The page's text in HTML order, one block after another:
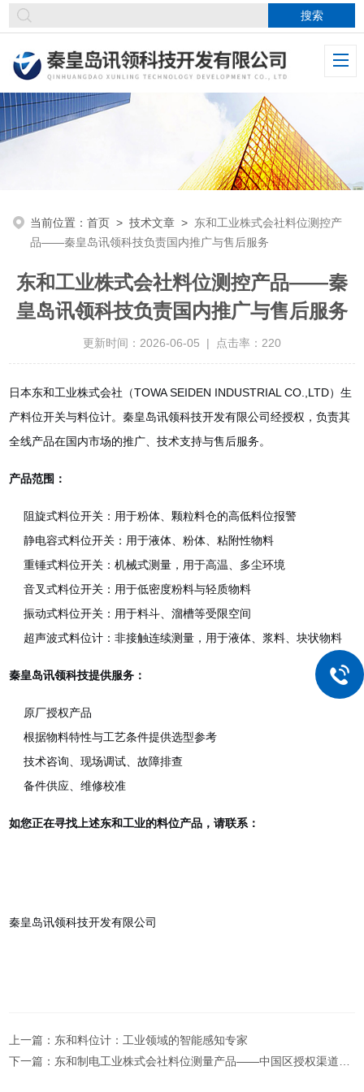
当前位置：首页 >技术文章 > 东和工业株式会社料位测控产
品——秦皇岛讯领科技负责国内推广与售后服务
东和工业株式会社料位测控产品——秦
皇岛讯领科技负责国内推广与售后服务
更新时间：2026-06-05 | 点击率：220
日本东和工业株式会社（TOWA SEIDEN INDUSTRIAL CO.,LTD）生
产料位开关与料位计。秦皇岛讯领科技开发有限公司经授权，负责其
全线产品在国内市场的推广、技术支持与售后服务。
产品范围：
阻旋式料位开关：用于粉体、颗粒料仓的高低料位报警
静电容式料位开关：用于液体、粉体、粘附性物料
重锤式料位开关：机械式测量，用于高温、多尘环境
音叉式料位开关：用于低密度粉料与轻质物料
振动式料位开关：用于料斗、溜槽等受限空间
超声波式料位计：非接触连续测量，用于液体、浆料、块状物料
秦皇岛讯领科技提供服务：
原厂授权产品
根据物料特性与工艺条件提供选型参考
技术咨询、现场调试、故障排查
备件供应、维修校准
如您正在寻找上述东和工业的料位产品，请联系：
秦皇岛讯领科技开发有限公司
上一篇： 东和料位计：工业领域的智能感知专家
下一篇： 东和制电工业株式会社料位测量产品——中国区授权渠道：秦皇岛讯领科技